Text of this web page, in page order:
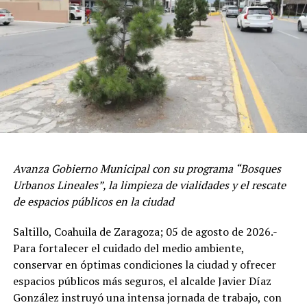
TORRES CON MURAL URBANO
clientes, con lo que se promueve la cultura de la
prevención civil.
ADVERTISEMENT
La Dirección de Protección Civil y Bomberos informó
que las supervisiones continuarán durante el desarrollo
de esta importante festividad, además de brindar
recomendaciones a las y los comerciantes para el
manejo adecuado de extintores, cilindros de gas y
Avanza Gobierno Municipal con su programa “Bosques
Urbanos Lineales”, la limpieza de vialidades y el rescate
de espacios públicos en la ciudad
Saltillo, Coahuila de Zaragoza; 05 de agosto de 2026.-
Para fortalecer el cuidado del medio ambiente,
conservar en óptimas condiciones la ciudad y ofrecer
espacios públicos más seguros, el alcalde Javier Díaz
González instruyó una intensa jornada de trabajo, con